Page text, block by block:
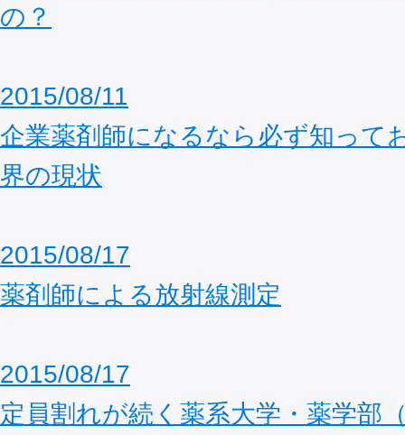
の？
2015/08/11
企業薬剤師になるなら必ず知って
界の現状
2015/08/17
薬剤師による放射線測定
2015/08/17
定員割れが続く薬系大学・薬学部